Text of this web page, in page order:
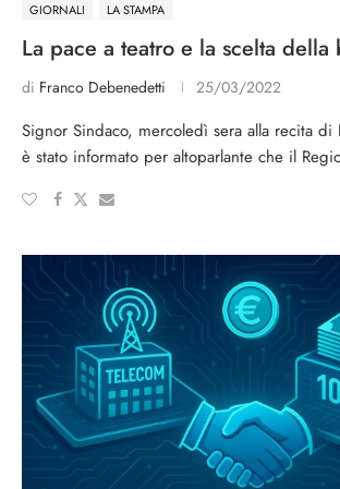
GIORNALI LA STAMPA
La pace a teatro e la scelta della
di Franco Debenedetti 25/03/2022
Signor Sindaco, mercoledì sera alla recita
è stato informato per altoparlante che il